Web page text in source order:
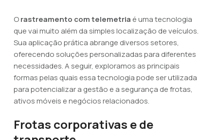
Orastreamento com telemetria é uma tecnologia
que vai muito além da simples localização de veículos.
Sua aplicação prática abrange diversos setores,
oferecendo soluções personalizadas para diferentes
necessidades. A seguir, exploramos as principais
formas pelas quais essa tecnologia pode ser utilizada
para potencializar a gestão e a segurança de frotas,
ativos móveis e negócios relacionados.
Frotas corporativas e de